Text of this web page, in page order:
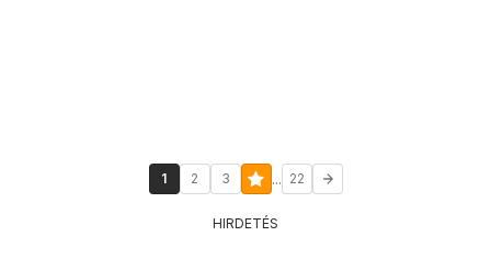
1 2 3 ... 22
HIRDETÉS